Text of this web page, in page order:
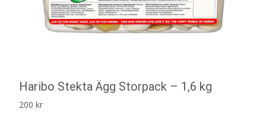
Haribo Stekta Ägg Storpack – 1,6 kg
200 kr